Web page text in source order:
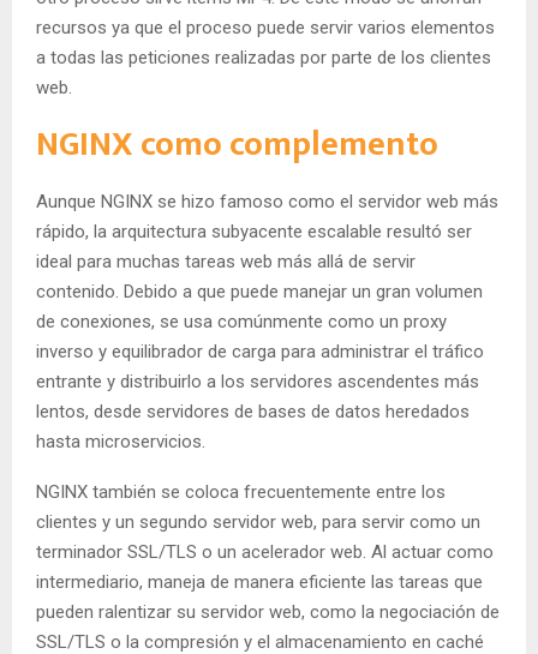
recursos ya que el proceso puede servir varios elementos
a todas las peticiones realizadas por parte de los clientes
web.
NGINX como complemento
Aunque NGINX se hizo famoso como el servidor web más
rápido, la arquitectura subyacente escalable resultó ser
ideal para muchas tareas web más allá de servir
contenido. Debido a que puede manejar un gran volumen
de conexiones, se usa comúnmente como un proxy
inverso y equilibrador de carga para administrar el tráfico
entrante y distribuirlo a los servidores ascendentes más
lentos, desde servidores de bases de datos heredados
hasta microservicios.
NGINX también se coloca frecuentemente entre los
clientes y un segundo servidor web, para servir como un
terminador SSL/TLS o un acelerador web. Al actuar como
intermediario, maneja de manera eficiente las tareas que
pueden ralentizar su servidor web, como la negociación de
SSL/TLS o la compresión y el almacenamiento en caché